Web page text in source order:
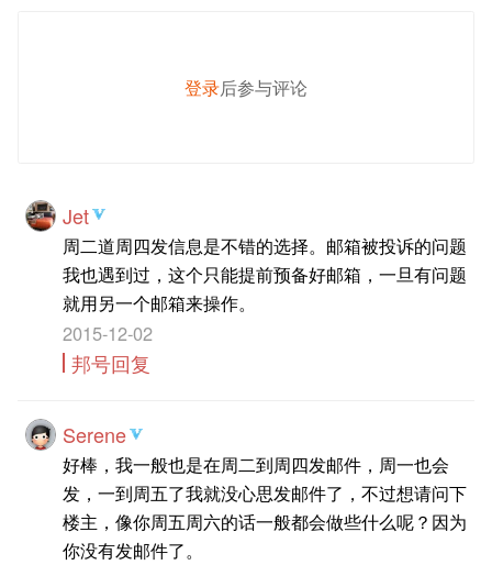
登录后参与评论
Jet
周二道周四发信息是不错的选择。邮箱被投诉的问题
我也遇到过，这个只能提前预备好邮箱，一旦有问题
就用另一个邮箱来操作。
2015-12-02
邦号回复
Serene
好棒，我一般也是在周二到周四发邮件，周一也会
发，一到周五了我就没心思发邮件了，不过想请问下
楼主，像你周五周六的话一般都会做些什么呢？因为
你没有发邮件了。